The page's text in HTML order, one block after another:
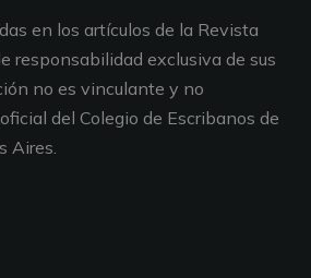
en los artículos de la Revista
responsabilidad exclusiva de sus
no es vinculante y no
del Colegio de Escribanos de
Aires.